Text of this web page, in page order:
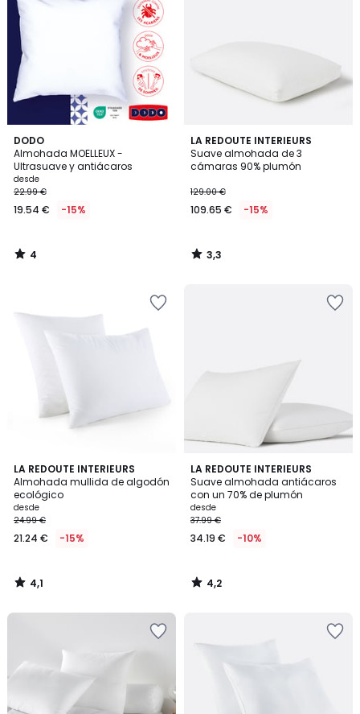
DODO
Almohada MOELLEUX -
Ultrasuave y antiácaros
desde
22.99 €
19.54 € -15%
4
/
5
4
/
LA REDOUTE INTERIEURS
Suave almohada de 3
cámaras 90% plumón
129.00 €
109.65 € -15%
3,3
/ 5
3,3
/
LA REDOUTE INTERIEURS
Almohada mullida de algodón
ecológico
desde
24.99 €
21.24 € -15%
4,1
/ 5
4,1
/
LA REDOUTE INTERIEURS
Suave almohada antiácaros
con un 70% de plumón
desde
37.99 €
34.19 € -10%
4,2
/ 5
4,2
/